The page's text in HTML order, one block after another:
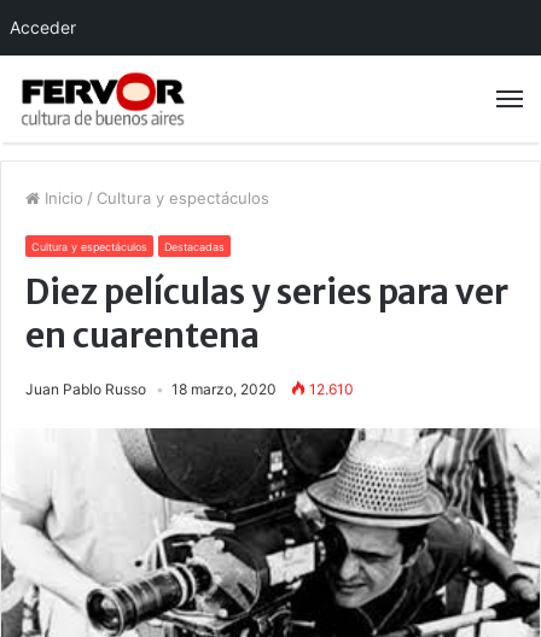
Inicio / Cultura y espectáculos
Cultura y espectáculos Destacadas
Diez películas y series para ver
en cuarentena
Juan Pablo Russo 18 marzo, 2020 12.610
Acceder